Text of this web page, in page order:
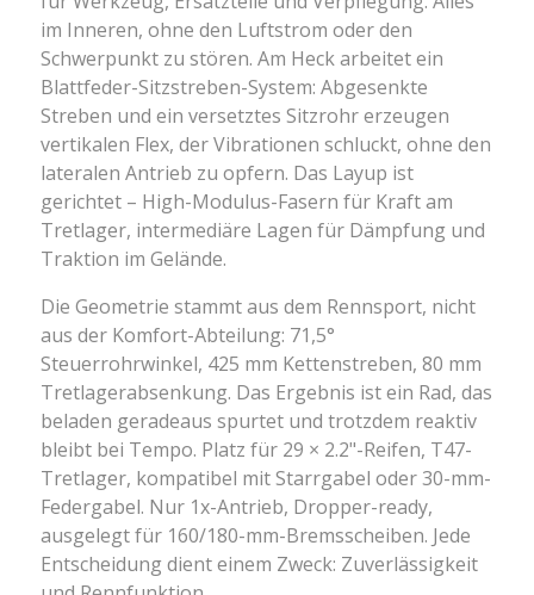
im Inneren, ohne den Luftstrom oder den
Schwerpunkt zu stören. Am Heck arbeitet ein
Blattfeder-Sitzstreben-System: Abgesenkte
Streben und ein versetztes Sitzrohr erzeugen
vertikalen Flex, der Vibrationen schluckt, ohne den
lateralen Antrieb zu opfern. Das Layup ist
gerichtet – High-Modulus-Fasern für Kraft am
Tretlager, intermediäre Lagen für Dämpfung und
Traktion im Gelände.
Die Geometrie stammt aus dem Rennsport, nicht
aus der Komfort-Abteilung: 71,5°
Steuerrohrwinkel, 425 mm Kettenstreben, 80 mm
Tretlagerabsenkung. Das Ergebnis ist ein Rad, das
beladen geradeaus spurtet und trotzdem reaktiv
bleibt bei Tempo. Platz für 29 × 2.2"-Reifen, T47-
Tretlager, kompatibel mit Starrgabel oder 30-mm-
Federgabel. Nur 1x-Antrieb, Dropper-ready,
ausgelegt für 160/180-mm-Bremsscheiben. Jede
Entscheidung dient einem Zweck: Zuverlässigkeit